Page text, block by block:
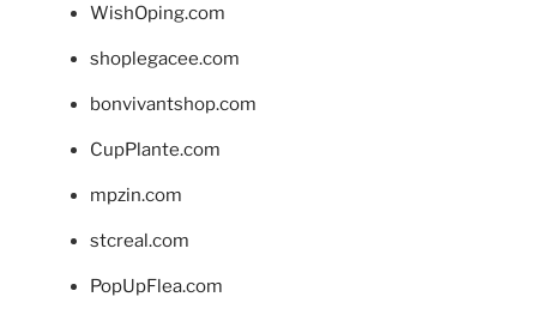
WishOping.com
shoplegacee.com
bonvivantshop.com
CupPlante.com
mpzin.com
stcreal.com
PopUpFlea.com